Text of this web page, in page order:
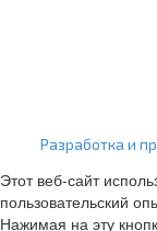
Разработка и
Этот веб-сайт
пользовательский
Нажимая на эту